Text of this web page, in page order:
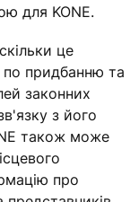
для KONE.
це
по придбанню та
законних
з його
також може
про